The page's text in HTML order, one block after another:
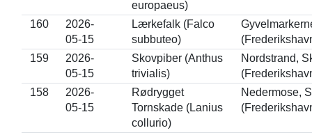
europaeus)
160
2026-
05-15
Lærkefalk (Falco
subbuteo)
159
2026-
05-15
Skovpiber (Anthus
trivialis)
Nordstrand,
158
2026-
05-15
Rødrygget
Tornskade (Lanius
collurio)
Nedermose,